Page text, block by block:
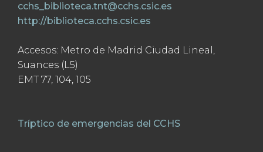
cchs_biblioteca.tnt@cchs.csic.es
http://biblioteca.cchs.csic.es
Accesos: Metro de Madrid Ciudad Lineal,
Suances (L5)
EMT 77, 104, 105
Tríptico de emergencias del CCHS